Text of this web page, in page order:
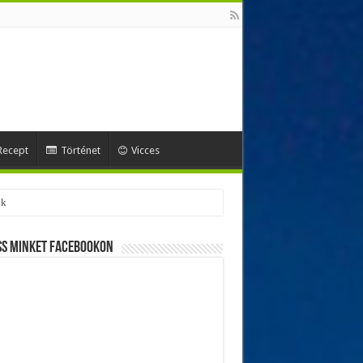
Történet Vicces
minket Facebookon